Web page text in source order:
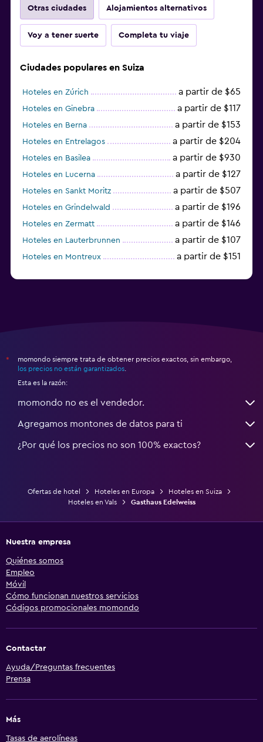
Otras ciudades Alojamientos alternativos
Voy a tener suerte Completa tu viaje
Ciudades populares en Suiza
Hoteles en Zúrich a partir de $65
Hoteles en Ginebra a partir de $117
Hoteles en Berna a partir de $153
Hoteles en Entrelagos a partir de $204
Hoteles en Basilea a partir de $930
Hoteles en Lucerna a partir de $127
Hoteles en Sankt Moritz a partir de $507
Hoteles en Grindelwald a partir de $196
Hoteles en Zermatt a partir de $146
Hoteles en Lauterbrunnen a partir de $107
Hoteles en Montreux a partir de $151
*
momondo siempre trata de obtener precios exactos, sin embargo,
los precios no están garantizados
Esta es la razón:
momondo no es el vendedor.
Agregamos montones de datos para ti
¿Por qué los precios no son 100% exactos?
Ofertas de hotel Hoteles en Europa
Hoteles en Suiza
Hoteles en Vals
Gasthaus Edelweiss
Nuestra empresa
Quiénes somos
Empleo
Móvil
Cómo funcionan nuestros servicios
Códigos promocionales momondo
Contactar
Ayuda/Preguntas frecuentes
Prensa
Más
Tasas de aerolíneas